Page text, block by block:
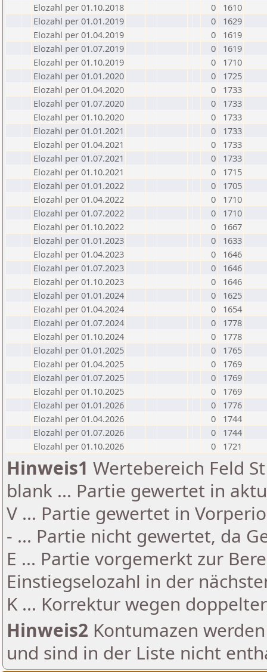
Elozahl per 01.10.2018
0
1610
Elozahl per 01.01.2019
0
1629
Elozahl per 01.04.2019
0
1619
Elozahl per 01.07.2019
0
1619
Elozahl per 01.10.2019
0
1710
Elozahl per 01.01.2020
0
1725
Elozahl per 01.04.2020
0
1733
Elozahl per 01.07.2020
0
1733
Elozahl per 01.10.2020
0
1733
Elozahl per 01.01.2021
0
1733
Elozahl per 01.04.2021
0
1733
Elozahl per 01.07.2021
0
1733
Elozahl per 01.10.2021
0
1715
Elozahl per 01.01.2022
0
1705
Elozahl per 01.04.2022
0
1710
Elozahl per 01.07.2022
0
1710
Elozahl per 01.10.2022
0
1667
Elozahl per 01.01.2023
0
1633
Elozahl per 01.04.2023
0
1646
Elozahl per 01.07.2023
0
1646
Elozahl per 01.10.2023
0
1646
Elozahl per 01.01.2024
0
1625
Elozahl per 01.04.2024
0
1654
Elozahl per 01.07.2024
0
1778
Elozahl per 01.10.2024
0
1778
Elozahl per 01.01.2025
0
1765
Elozahl per 01.04.2025
0
1769
Elozahl per 01.07.2025
0
1769
Elozahl per 01.10.2025
0
1769
Elozahl per 01.01.2026
0
1776
Elozahl per 01.04.2026
0
1744
Elozahl per 01.07.2026
0
1744
Elozahl per 01.10.2026
0 1721
Hinweis1 Wertebereich Feld
blank ... Partie gewertet in
V ... Partie gewertet in
- ... Partie nicht gewertet, da
E ... Partie vorgemerkt zur
Einstiegselozahl in der
K ... Korrektur wegen
Hinweis2 Kontumazen
und sind in der Liste nicht